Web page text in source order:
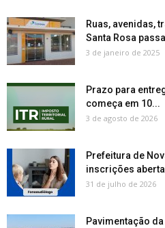
Ruas, avenidas,
Santa Rosa
3 de janeiro de 2025
Prazo para
começa em 10...
3 de agosto de 2026
Prefeitura de
inscrições
31 de julho de 2026
Pavimentação